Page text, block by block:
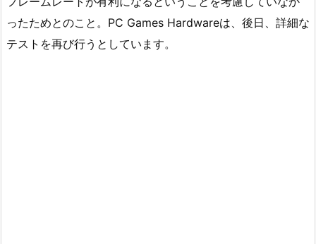
ったためとのこと。PC Games Hardwareは、後日、詳細な
テストを再び行うとしています。